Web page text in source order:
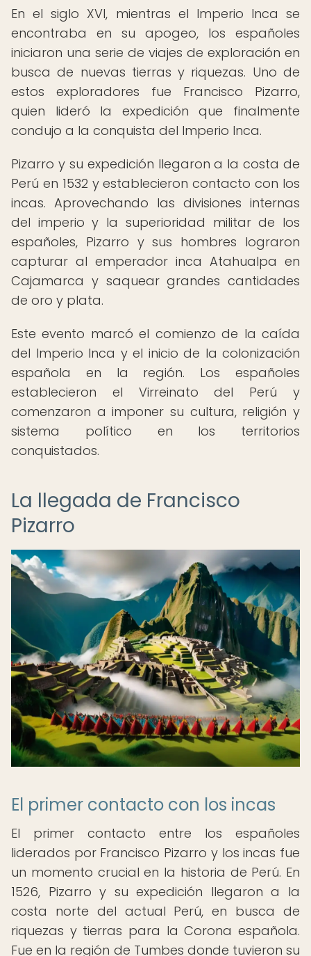
En el siglo XVI, mientras el Imperio Inca se
encontraba en su apogeo, los españoles
iniciaron una serie de viajes de exploración en
busca de nuevas tierras y riquezas. Uno de
estos exploradores fue Francisco Pizarro,
quien lideró la expedición que finalmente
condujo a la conquista del Imperio Inca.
Pizarro y su expedición llegaron a la costa de
Perú en 1532 y establecieron contacto con los
incas. Aprovechando las divisiones internas
del imperio y la superioridad militar de los
españoles, Pizarro y sus hombres lograron
capturar al emperador inca Atahualpa en
Cajamarca y saquear grandes cantidades
de oro y plata.
Este evento marcó el comienzo de la caída
del Imperio Inca y el inicio de la colonización
española en la región. Los españoles
establecieron el Virreinato del Perú y
comenzaron a imponer su cultura, religión y
sistema político en los territorios
conquistados.
La llegada de Francisco
Pizarro
El primer contacto con los incas
El primer contacto entre los españoles
liderados por Francisco Pizarro y los incas fue
un momento crucial en la historia de Perú. En
1526, Pizarro y su expedición llegaron a la
costa norte del actual Perú, en busca de
riquezas y tierras para la Corona española.
Fue en la región de Tumbes donde tuvieron su